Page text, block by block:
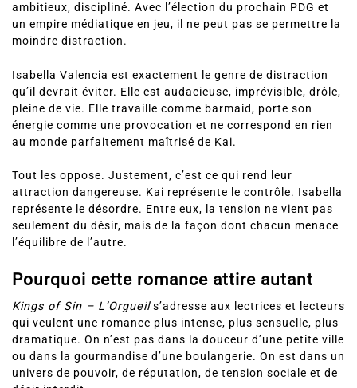
ambitieux, discipliné. Avec l’élection du prochain PDG et
un empire médiatique en jeu, il ne peut pas se permettre la
moindre distraction.
Isabella Valencia est exactement le genre de distraction
qu’il devrait éviter. Elle est audacieuse, imprévisible, drôle,
pleine de vie. Elle travaille comme barmaid, porte son
énergie comme une provocation et ne correspond en rien
au monde parfaitement maîtrisé de Kai.
Tout les oppose. Justement, c’est ce qui rend leur
attraction dangereuse. Kai représente le contrôle. Isabella
représente le désordre. Entre eux, la tension ne vient pas
seulement du désir, mais de la façon dont chacun menace
l’équilibre de l’autre.
Pourquoi cette romance attire autant
Kings of Sin – L’Orgueils’adresse aux lectrices et lecteurs
qui veulent une romance plus intense, plus sensuelle, plus
dramatique. On n’est pas dans la douceur d’une petite ville
ou dans la gourmandise d’une boulangerie. On est dans un
univers de pouvoir, de réputation, de tension sociale et de